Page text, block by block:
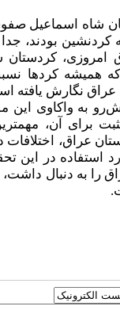
شاه اسماعیل
خاک ایران که کرد‌نشین
امروزی، کردستان
همیشه کردها
عراق نگارش یافته
به واکاوی این
برای آن،
عراق،
استفاده در این
را به دنبال